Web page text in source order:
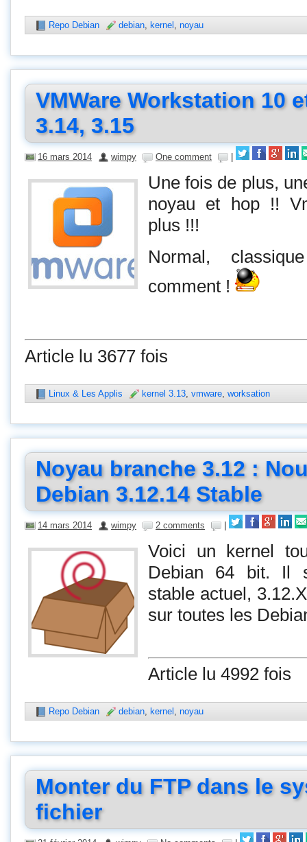
Repo Debian debian, kernel , noyau
VMWare Workstation 10
3.14, 3.15
16 mars 2014 wimpy One comment
Une fois de plus,
noyau et hop !!
plus !!!
Normal,
comment !
Article lu 3677 fois
Linux & Les Applis kernel 3.13 vmware worksation
Noyau branche 3.12 :
Debian 3.12.14 Stable
14 mars 2014 wimpy 2 comments |
Voici un kernel
Debian 64 bit. Il
stable actuel,
sur toutes les
Article lu 4992 fois
Repo Debian debian kernel noyau
Monter du FTP dans le
fichier